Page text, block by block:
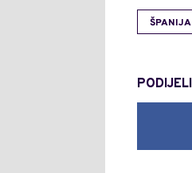
ŠPANIJA
PODIJELI